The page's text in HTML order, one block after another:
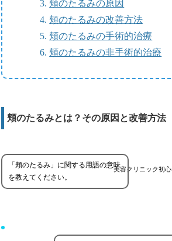
頬のたるみの原因
頬のたるみの改善方法
頬のたるみの手術的治療
頬のたるみの非手術的治療
頬のたるみとは？その原因と改善方法
美容クリニック初
「頬のたるみ」に関する用語の意味
を教えてください。